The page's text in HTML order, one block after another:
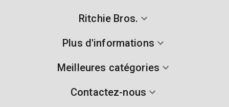
Ritchie Bros.
Plus d'informations
Meilleures catégories
Contactez-nous